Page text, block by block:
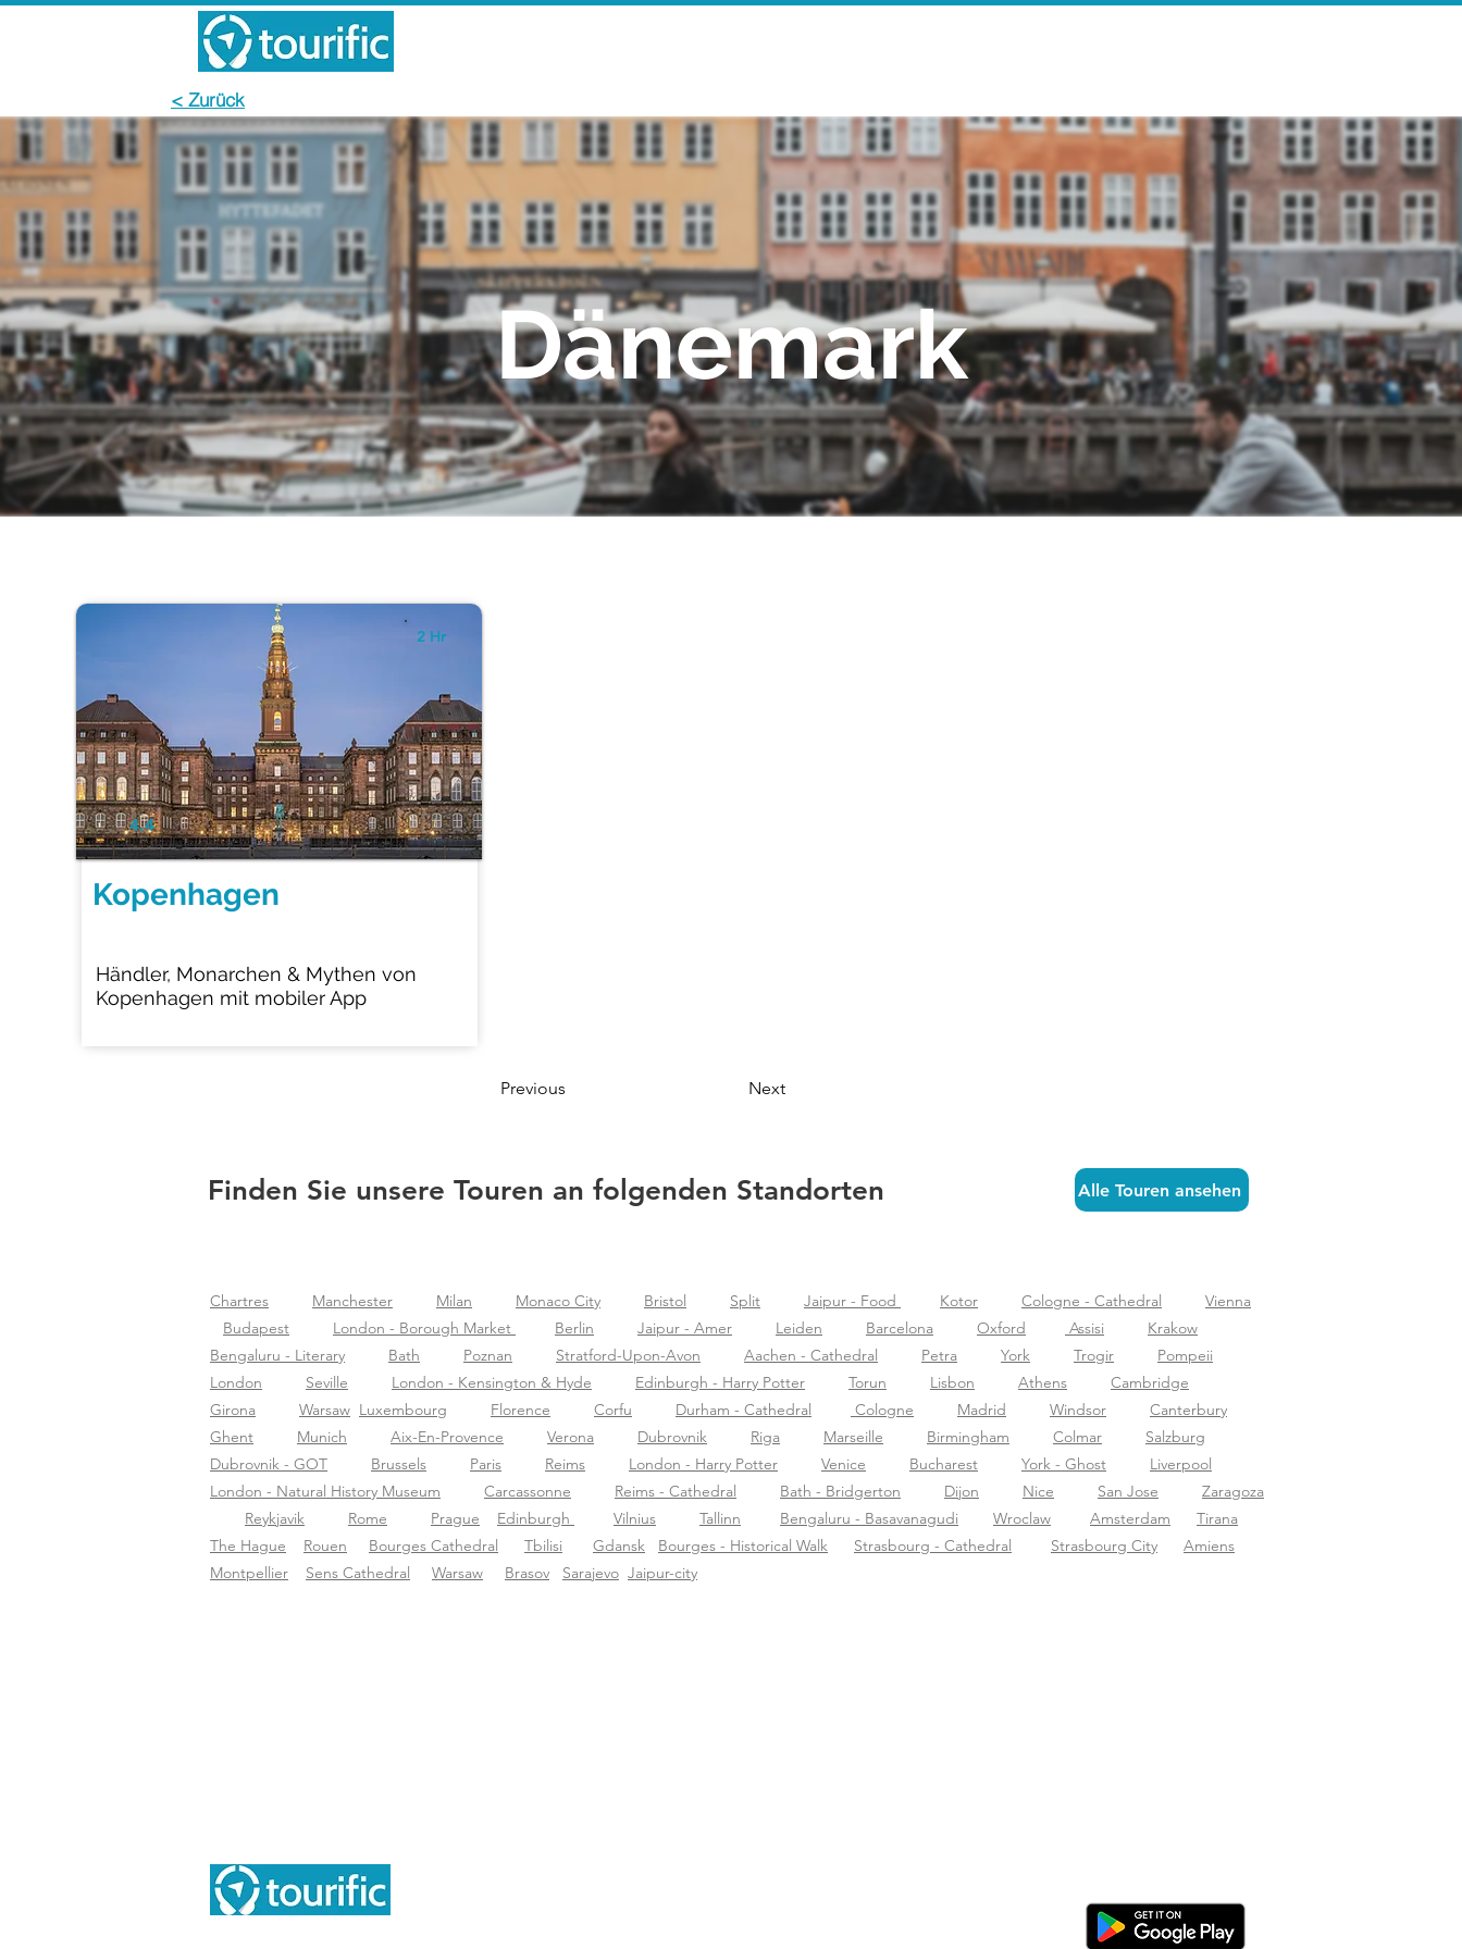
Dänemark
< Zurück
4.4
2 Hr
Kopenhagen
Händler, Monarchen & Mythen von
Kopenhagen mit mobiler App
Previous Next
Finden Sie unsere Touren an folgenden Standorten Alle Touren ansehen
Chartres Manchester Milan Monaco City Bristol Split Jaipur - Food Kotor Cologne - Cathedral
Vienna
Budapest
London - Borough Market Berlin Jaipur - Amer Leiden Barcelona Oxford Assisi
Krakow
Bengaluru - Literary
Bath Poznan Stratford-Upon-Avon Aachen - Cathedral Petra York Trogir
Pompeii
London
Seville London - Kensington & Hyde Edinburgh - Harry Potter Torun Lisbon Athens
Cambridge
Girona
Warsaw Luxembourg Florence Corfu Durham - Cathedral Cologne Madrid Windsor
Canterbury
Ghent
Munich Aix-En-Provence Verona Dubrovnik Riga Marseille Birmingham Colmar
Salzburg
Dubrovnik - GOT
Brussels Paris Reims London - Harry Potter Venice Bucharest York - Ghost
Liverpool
London - Natural History Museum
Carcassonne Reims - Cathedral Bath - Bridgerton Dijon Nice San Jose
Zaragoza
Reykjavik
Rome Prague Edinburgh Vilnius Tallinn Bengaluru - Basavanagudi Wroclaw Amsterdam
Tirana
The Hague
Rouen Bourges Cathedral Tbilisi Gdansk Bourges - Historical Walk Strasbourg - Cathedral Strasbourg City
Amiens
Montpellier
Sens Cathedral Warsaw Brasov Sarajevo Jaipur-city